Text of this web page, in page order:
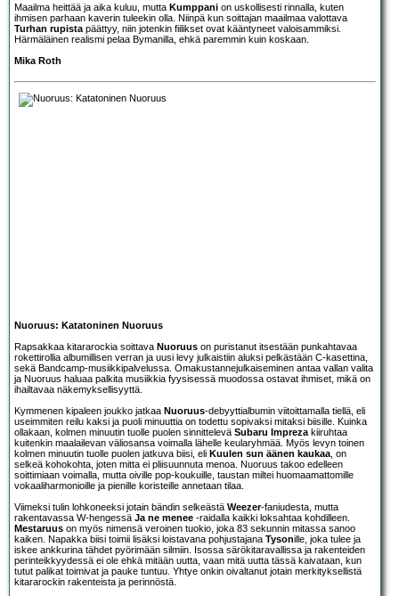
Maailma heittää ja aika kuluu, mutta Kumppani on uskollisesti rinnalla, kuten
ihmisen parhaan kaverin tuleekin olla. Niinpä kun soittajan maailmaa valottava
Turhan rupista päättyy, niin jotenkin fiilikset ovat kääntyneet valoisammiksi.
Härmäläinen realismi pelaa Bymanilla, ehkä paremmin kuin koskaan.
Mika Roth
Nuoruus: Katatoninen Nuoruus
Rapsakkaa kitararockia soittava Nuoruus on puristanut itsestään punkahtavaa
rokettirollia albumillisen verran ja uusi levy julkaistiin aluksi pelkästään C-kasettina,
sekä Bandcamp-musiikkipalvelussa. Omakustannejulkaiseminen antaa vallan valita
ja Nuoruus haluaa palkita musiikkia fyysisessä muodossa ostavat ihmiset, mikä on
ihailtavaa näkemyksellisyyttä.
Kymmenen kipaleen joukko jatkaa Nuoruus-debyyttialbumin viitoittamalla tiellä, eli
useimmiten reilu kaksi ja puoli minuuttia on todettu sopivaksi mitaksi biisille. Kuinka
ollakaan, kolmen minuutin tuolle puolen sinnittelevä Subaru Impreza kiiruhtaa
kuitenkin maalailevan väliosansa voimalla lähelle keularyhmää. Myös levyn toinen
kolmen minuutin tuolle puolen jatkuva biisi, eli Kuulen sun äänen kaukaa , on
selkeä kohokohta, joten mitta ei pliisuunnuta menoa. Nuoruus takoo edelleen
soittimiaan voimalla, mutta oiville pop-koukuille, taustan miltei huomaamattomille
vokaaliharmonioille ja pienille koristeille annetaan tilaa.
Viimeksi tulin lohkoneeksi jotain bändin selkeästä Weezer-faniudesta, mutta
rakentavassa W-hengessä Ja ne menee -raidalla kaikki loksahtaa kohdilleen.
Mestaruus on myös nimensä veroinen tuokio, joka 83 sekunnin mitassa sanoo
kaiken. Napakka biisi toimii lisäksi loistavana pohjustajana Tysonille, joka tulee ja
iskee ankkurina tähdet pyörimään silmiin. Isossa särökitaravallissa ja rakenteiden
perinteikkyydessä ei ole ehkä mitään uutta, vaan mitä uutta tässä kaivataan, kun
tutut palikat toimivat ja pauke tuntuu. Yhtye onkin oivaltanut jotain merkityksellistä
kitararockin rakenteista ja perinnöstä.